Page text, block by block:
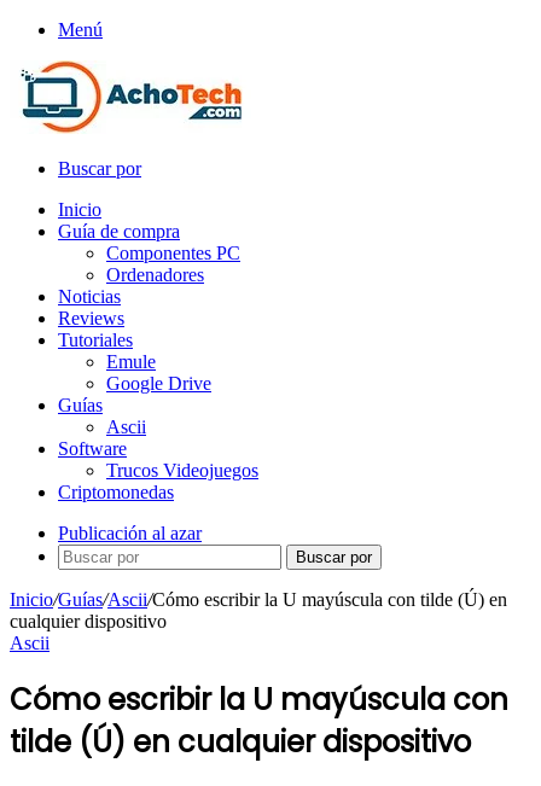
Menú
Buscar por
Inicio
Guía de compra
Componentes PC
Ordenadores
Noticias
Reviews
Tutoriales
Emule
Google Drive
Guías
Ascii
Software
Trucos Videojuegos
Criptomonedas
Publicación al azar
Buscar por
Inicio/Guías/Ascii/Cómo escribir la U mayúscula con tilde (Ú) en
cualquier dispositivo
Ascii
Cómo escribir la U mayúscula con
tilde (Ú) en cualquier dispositivo